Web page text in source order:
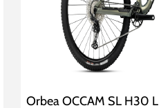
Orbea OCCAM SL H30